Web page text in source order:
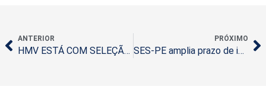
ANTERIOR
HMV ESTÁ COM SELEÇÃO ABERTA PARA COSTUREIRO E LÍDER OPERACIONAL
PRÓXIMO
SES-PE amplia prazo de inscrição para seleção interna do Hospital Jaboatão Prazeres